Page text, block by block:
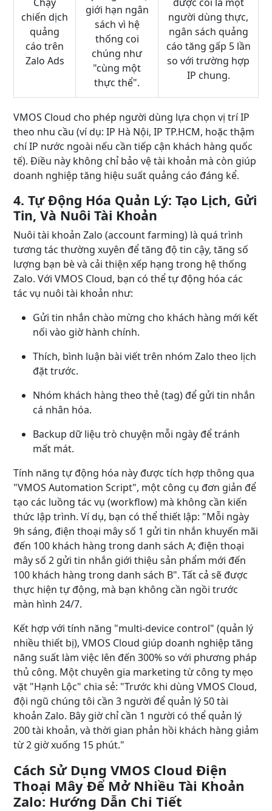
chiến dịch
quảng
cáo trên
Zalo Ads
giới hạn ngân
sách vì hệ
thống coi
chúng như
"cùng một
thực thể".
người dùng thực,
ngân sách quảng
cáo tăng gấp 5 lần
so với trường hợp
IP chung.
VMOS Cloud cho phép người dùng lựa chọn vị trí IP
theo nhu cầu (ví dụ: IP Hà Nội, IP TP.HCM, hoặc thậm
chí IP nước ngoài nếu cần tiếp cận khách hàng quốc
tế). Điều này không chỉ bảo vệ tài khoản mà còn giúp
doanh nghiệp tăng hiệu suất quảng cáo đáng kể.
4. Tự Động Hóa Quản Lý: Tạo Lịch, Gửi
Tin, Và Nuôi Tài Khoản
Nuôi tài khoản Zalo (account farming) là quá trình
tương tác thường xuyên để tăng độ tin cậy, tăng số
lượng bạn bè và cải thiện xếp hạng trong hệ thống
Zalo. Với VMOS Cloud, bạn có thể tự động hóa các
tác vụ nuôi tài khoản như:
Gửi tin nhắn chào mừng cho khách hàng mới kết
nối vào giờ hành chính.
Thích, bình luận bài viết trên nhóm Zalo theo lịch
đặt trước.
Nhóm khách hàng theo thẻ (tag) để gửi tin nhắn
cá nhân hóa.
Backup dữ liệu trò chuyện mỗi ngày để tránh
mất mát.
Tính năng tự động hóa này được tích hợp thông qua
"VMOS Automation Script", một công cụ đơn giản để
tạo các luồng tác vụ (workflow) mà không cần kiến
thức lập trình. Ví dụ, bạn có thể thiết lập: "Mỗi ngày
9h sáng, điện thoại mây số 1 gửi tin nhắn khuyến mãi
đến 100 khách hàng trong danh sách A; điện thoại
mây số 2 gửi tin nhắn giới thiệu sản phẩm mới đến
100 khách hàng trong danh sách B". Tất cả sẽ được
thực hiện tự động, mà bạn không cần ngồi trước
màn hình 24/7.
Kết hợp với tính năng "multi-device control" (quản lý
nhiều thiết bị), VMOS Cloud giúp doanh nghiệp tăng
năng suất làm việc lên đến 300% so với phương pháp
thủ công. Một chuyên gia marketing từ công ty mẹo
vặt "Hạnh Lộc" chia sẻ: "Trước khi dùng VMOS Cloud,
đội ngũ chúng tôi cần 3 người để quản lý 50 tài
khoản Zalo. Bây giờ chỉ cần 1 người có thể quản lý
200 tài khoản, và thời gian phản hồi khách hàng giảm
từ 2 giờ xuống 15 phút."
Cách Sử Dụng VMOS Cloud Điện
Thoại Mây Để Mở Nhiều Tài Khoản
Zalo: Hướng Dẫn Chi Tiết